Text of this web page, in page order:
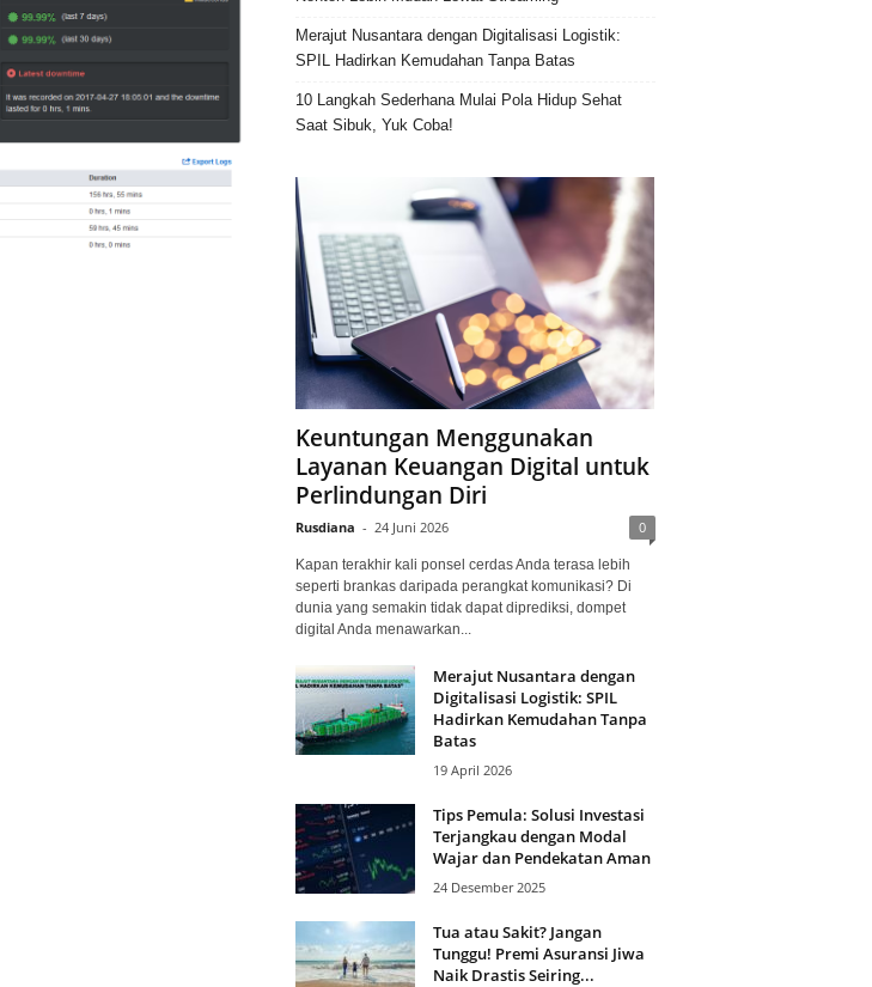
Merajut Nusantara dengan Digitalisasi Logistik:
SPIL Hadirkan Kemudahan Tanpa Batas
10 Langkah Sederhana Mulai Pola Hidup Sehat
Saat Sibuk, Yuk Coba!
Keuntungan Menggunakan
Layanan Keuangan Digital untuk
Perlindungan Diri
Rusdiana - 24 Juni 2026 0
Kapan terakhir kali ponsel cerdas Anda terasa lebih
seperti brankas daripada perangkat komunikasi? Di
dunia yang semakin tidak dapat diprediksi, dompet
digital Anda menawarkan...
Merajut Nusantara dengan
Digitalisasi Logistik: SPIL
Hadirkan Kemudahan Tanpa
Batas
19 April 2026
Tips Pemula: Solusi Investasi
Terjangkau dengan Modal
Wajar dan Pendekatan Aman
24 Desember 2025
Tua atau Sakit? Jangan
Tunggu! Premi Asuransi Jiwa
Naik Drastis Seiring...